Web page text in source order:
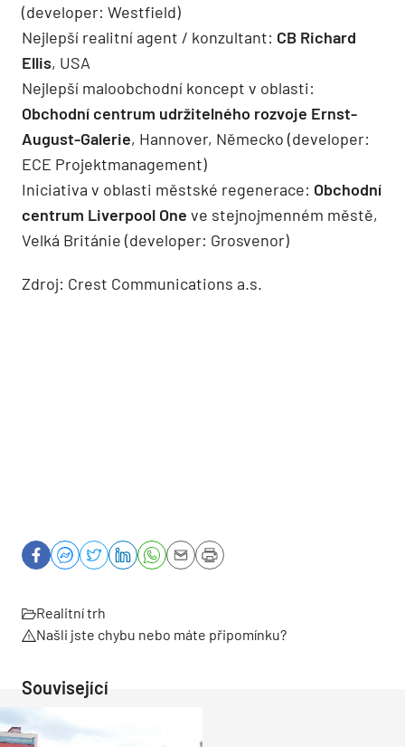
(developer: Westfield)
Nejlepší realitní agent / konzultant: CB Richard
Ellis, USA
Nejlepší maloobchodní koncept v oblasti:
Obchodní centrum udržitelného rozvoje Ernst-
August-Galerie, Hannover, Německo (developer:
ECE Projektmanagement)
Iniciativa v oblasti městské regenerace: Obchodní
centrum Liverpool One ve stejnojmenném městě,
Velká Británie (developer: Grosvenor)
Zdroj: Crest Communications a.s.
Realitní trh
Našli jste chybu nebo máte připomínku?
Související